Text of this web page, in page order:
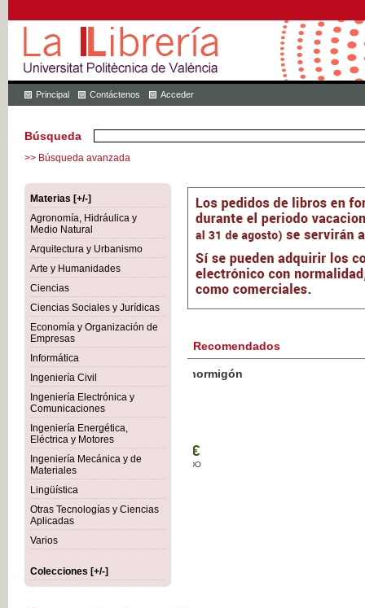
Principal Contáctenos Acceder
Búsqueda
>> Búsqueda avanzada
Materias [+/-]
Agronomía, Hidráulica y
Medio Natural
Arquitectura y Urbanismo
Arte y Humanidades
Ciencias
Ciencias Sociales y Jurídicas
Economía y Organización de
Empresas
Informática
Ingeniería Civil
Ingeniería Electrónica y
Comunicaciones
Ingeniería Energética,
Eléctrica y Motores
Ingeniería Mecánica y de
Materiales
Lingüística
Otras Tecnologías y Ciencias
Aplicadas
Varios
Colecciones [+/-]
Recomendados
Botánica Agroalimentaria